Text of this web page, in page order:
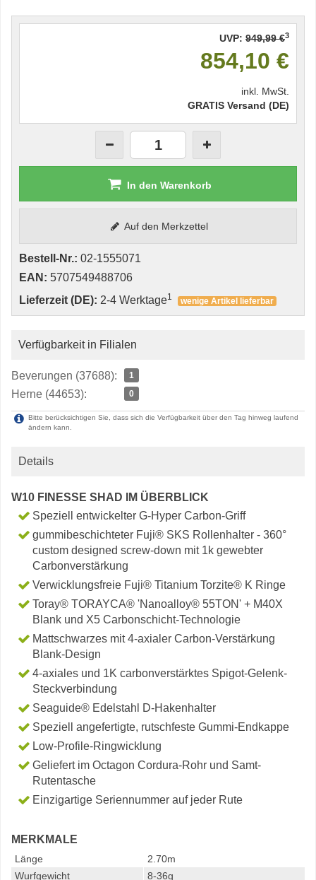
UVP: 949,99 €3
854,10 €
inkl. MwSt.
GRATIS Versand (DE)
In den Warenkorb
Auf den Merkzettel
Bestell-Nr.: 02-1555071
EAN: 5707549488706
Lieferzeit (DE): 2-4 Werktage1 wenige Artikel lieferbar
Verfügbarkeit in Filialen
Beverungen (37688): 1
Herne (44653): 0
Bitte berücksichtigen Sie, dass sich die Verfügbarkeit über den Tag hinweg laufend
ändern kann.
Details
W10 FINESSE SHAD IM ÜBERBLICK
Speziell entwickelter G-Hyper Carbon-Griff
gummibeschichteter Fuji® SKS Rollenhalter - 360°
custom designed screw-down mit 1k gewebter
Carbonverstärkung
Verwicklungsfreie Fuji® Titanium Torzite® K Ringe
Toray® TORAYCA® 'Nanoalloy® 55TON' + M40X
Blank und X5 Carbonschicht-Technologie
Mattschwarzes mit 4-axialer Carbon-Verstärkung
Blank-Design
4-axiales und 1K carbonverstärktes Spigot-Gelenk-
Steckverbindung
Seaguide® Edelstahl D-Hakenhalter
Speziell angefertigte, rutschfeste Gummi-Endkappe
Low-Profile-Ringwicklung
Geliefert im Octagon Cordura-Rohr und Samt-
Rutentasche
Einzigartige Seriennummer auf jeder Rute
MERKMALE
Länge
2.70m
Wurfgewicht
8-36g